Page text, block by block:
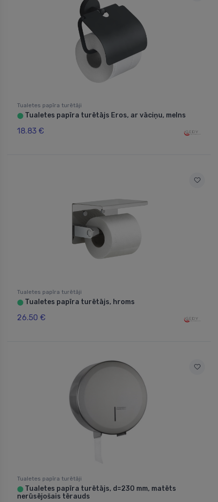
Tualetes papīra turētāji
⬤ Tualetes papīra turētājs Eros, ar vāciņu, melns
18.83 €
Tualetes papīra turētāji
⬤ Tualetes papīra turētājs, hroms
26.50 €
Tualetes papīra turētāji
⬤ Tualetes papīra turētājs, d=230 mm, matēts
nerūsējošais tērauds